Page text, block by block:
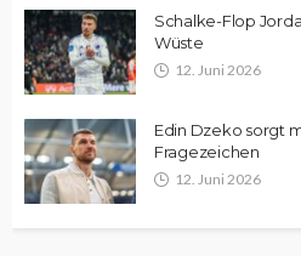
Schalke-Flop
Wüste
12. Juni 2026
Edin Dzeko sorgt
Fragezeichen
12. Juni 2026